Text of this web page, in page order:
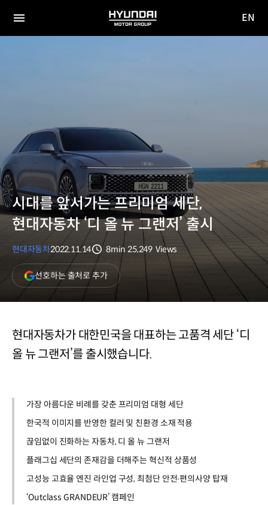
전체
HYUNDAI
MOTOR
EN
시대를 앞서가는 프리미엄 세단,
현대자동차 ‘디 올 뉴 그랜저’ 출시
현대자동차2022.11.14
8min
조회수
25,249 Views
선호하는 출처로 추가(새
창
열림)
현대자동차가 대한민국을 대표하는 고품격 세단 ‘디
올 뉴 그랜저’를 출시했습니다.
가장 아름다운 비례를 갖춘 프리미엄 대형 세단
한국적 이미지를 반영한 컬러 및 친환경 소재 적용
끊임없이 진화하는 자동차, 디 올 뉴 그랜저
플래그십 세단의 존재감을 더해주는 혁신적 상품성
고성능 고효율 엔진 라인업 구성, 최첨단 안전∙편의사양 탑재
‘Outclass GRANDEUR’ 캠페인